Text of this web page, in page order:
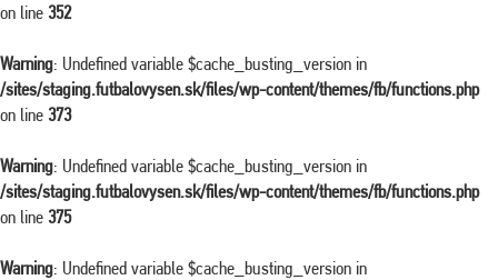
on line 352
Warning: Undefined variable $cache_busting_version in
/sites/staging.futbalovysen.sk/files/wp-content/themes/fb/functions.php
on line 373
Warning: Undefined variable $cache_busting_version in
/sites/staging.futbalovysen.sk/files/wp-content/themes/fb/functions.php
on line 375
Warning: Undefined variable $cache_busting_version in